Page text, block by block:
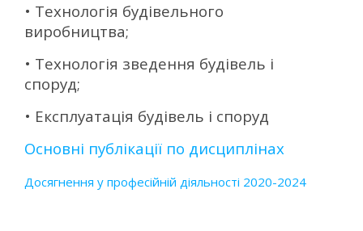
• Технологія будівельного
виробництва;
• Технологія зведення будівель i
споруд;
• Експлуатація будівель і споруд
Основні публікації по дисциплінах
Досягнення у професійній діяльності 2020-2024